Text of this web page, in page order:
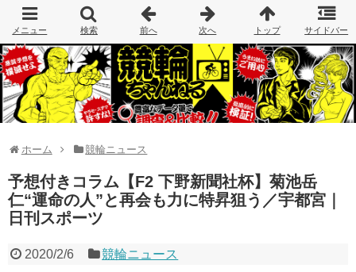
ホーム 競輪ニュース
予想付きコラム【F2 下野新聞社杯】菊池岳
仁“運命の人”と再会も力に特昇狙う／宇都宮｜
日刊スポーツ
2020/2/6 競輪ニュース